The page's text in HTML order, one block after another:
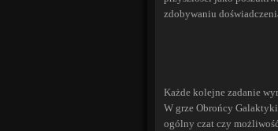
zdobywaniu
Każde kolejne zadanie
W grze Obrońcy Galaktyki
ogólny czat czy